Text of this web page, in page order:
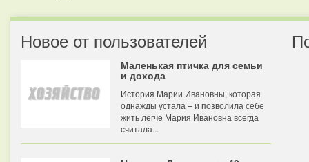
Новое от пользователей
Маленькая птичка для семьи
и дохода
История Марии Ивановны, которая
однажды устала – и позволила себе
жить легче Мария Ивановна всегда
считала...